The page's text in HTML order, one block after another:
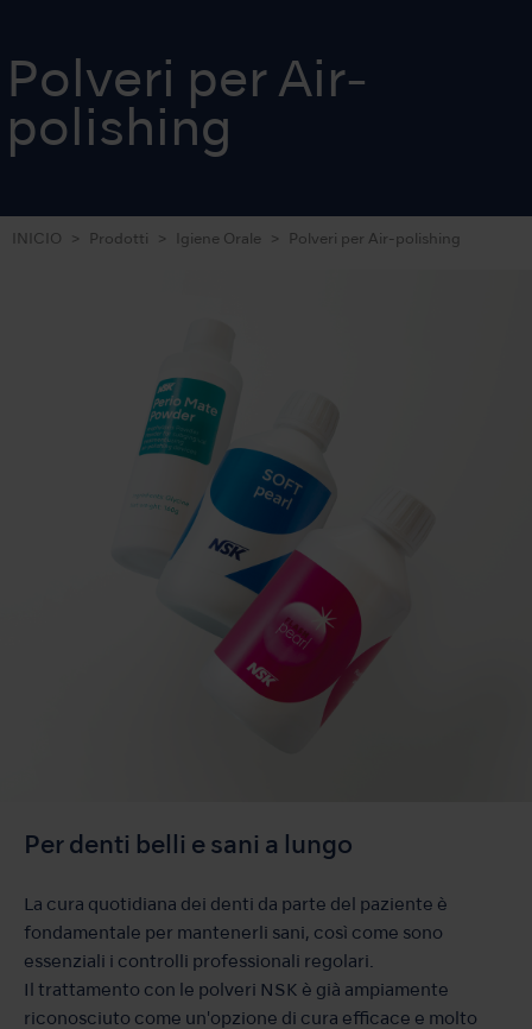
Polveri per Air-
polishing
INICIO Prodotti Igiene Orale Polveri per Air-polishing
Per denti belli e sani a lungo
La cura quotidiana dei denti da parte del paziente è
fondamentale per mantenerli sani, così come sono
essenziali i controlli professionali regolari.
Il trattamento con le polveri NSK è già ampiamente
riconosciuto come un'opzione di cura efficace e molto